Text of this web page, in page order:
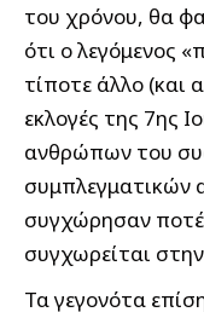
του χρόνου, θα
ότι ο λεγόμενος
τίποτε άλλο (και
εκλογές της 7ης
ανθρώπων του
συμπλεγματικών
συγχώρησαν
συγχωρείται
Τα γεγονότα